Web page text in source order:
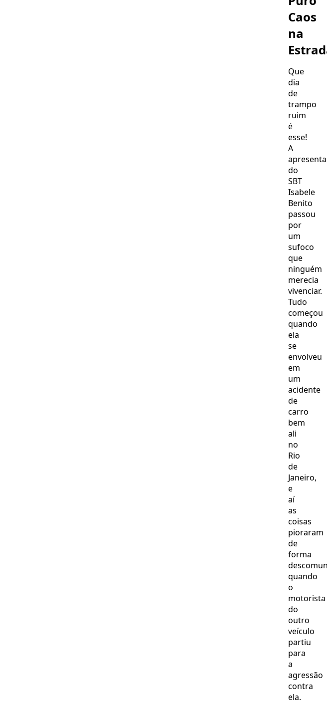
Caos
na
Que
dia
de
trampo
ruim
é
esse!
A
do
SBT
Isabele
Benito
passou
por
um
sufoco
que
ninguém
merecia
vivenciar.
Tudo
começou
quando
ela
se
envolveu
em
um
acidente
de
carro
bem
ali
no
Rio
de
Janeiro,
e
aí
as
coisas
pioraram
de
forma
quando
o
motorista
do
outro
veículo
partiu
para
a
agressão
contra
ela.
em
novela